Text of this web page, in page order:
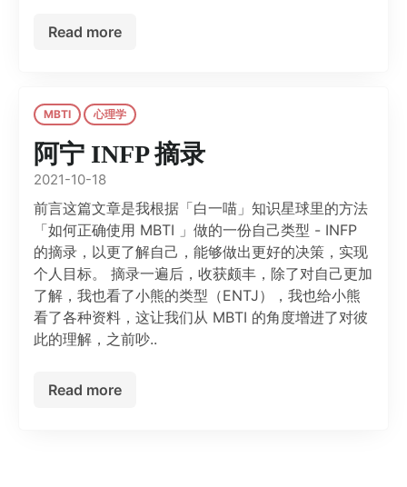
Read more
MBTI 心理学
阿宁 INFP 摘录
2021-10-18
前言这篇文章是我根据「白一喵」知识星球里的方法
「如何正确使用 MBTI 」做的一份自己类型 - INFP
的摘录，以更了解自己，能够做出更好的决策，实现
个人目标。 摘录一遍后，收获颇丰，除了对自己更加
了解，我也看了小熊的类型（ENTJ），我也给小熊
看了各种资料，这让我们从 MBTI 的角度增进了对彼
此的理解，之前吵..
Read more